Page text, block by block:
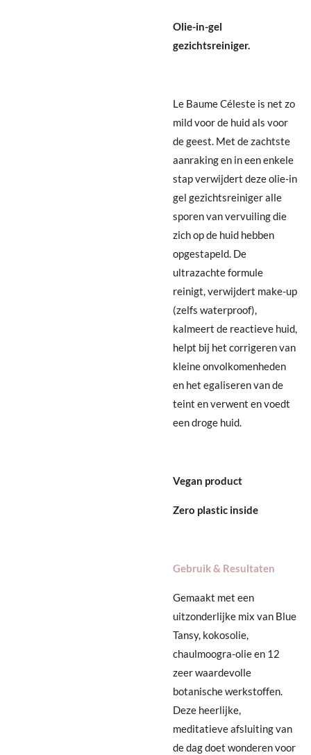
Olie-in-gel
gezichtsreiniger.
Le Baume Céleste is net zo
mild voor de huid als voor
de geest. Met de zachtste
aanraking en in een enkele
stap verwijdert deze olie-in
gel gezichtsreiniger alle
sporen van vervuiling die
zich op de huid hebben
opgestapeld. De
ultrazachte formule
reinigt, verwijdert make-up
(zelfs waterproof),
kalmeert de reactieve huid,
helpt bij het corrigeren van
kleine onvolkomenheden
en het egaliseren van de
teint en verwent en voedt
een droge huid.
Vegan product
Zero plastic inside
Gebruik & Resultaten
Gemaakt met een
uitzonderlijke mix van Blue
Tansy, kokosolie,
chaulmoogra-olie en 12
zeer waardevolle
botanische werkstoffen.
Deze heerlijke,
meditatieve afsluiting van
de dag doet wonderen voor